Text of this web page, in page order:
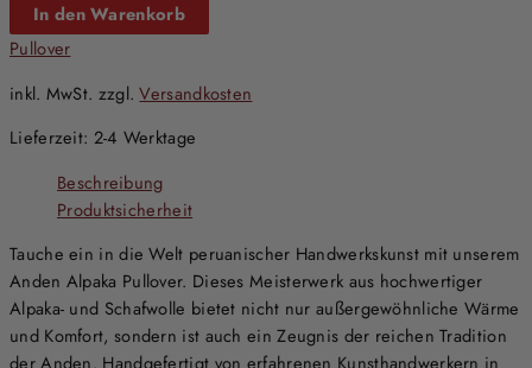
In den Warenkorb
Pullover
inkl. MwSt. zzgl.Versandkosten
Lieferzeit: 2-4 Werktage
Beschreibung
Produktsicherheit
Tauche ein in die Welt peruanischer Handwerkskunst mit unserem
Anden Alpaka Pullover. Dieses Meisterwerk aus hochwertiger
Alpaka- und Schafwolle bietet nicht nur außergewöhnliche Wärme
und Komfort, sondern ist auch ein Zeugnis der reichen Tradition